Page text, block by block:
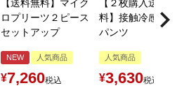
【送料無料】マイク
ロプリーツ２ピース
セットアップ
NEW 人気商品
¥7,260税込
【２枚購入送料無
料】接触冷感とろ
パンツ
人気商品
¥3,630税込